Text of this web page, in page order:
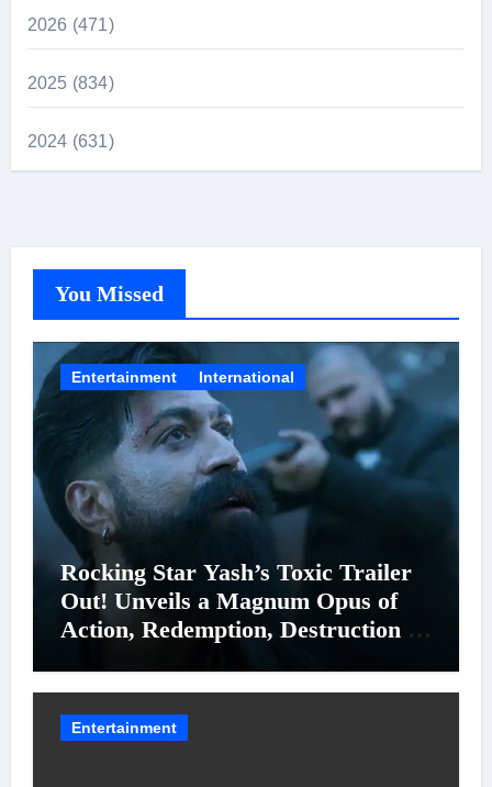
2026 (471)
2025 (834)
2024 (631)
You Missed
Entertainment International
Rocking Star Yash’s Toxic Trailer
Out! Unveils a Magnum Opus of
Action, Redemption, Destruction &
Entertainment